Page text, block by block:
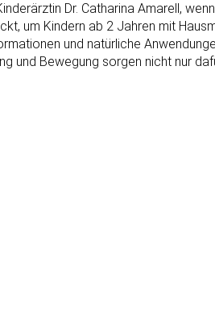
Dr. Catharina Amarell,
um Kindern ab 2 Jahren mit
und natürliche
und Bewegung sorgen nicht nur